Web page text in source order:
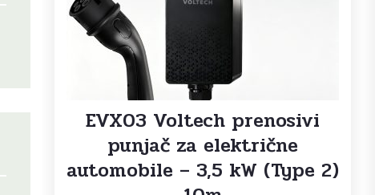
EVX03 Voltech prenosivi
punjač za električne
automobile – 3,5 kW (Type 2)